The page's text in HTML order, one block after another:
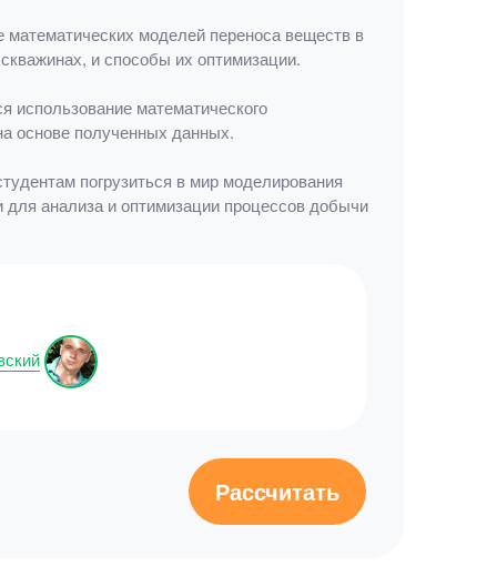
моделей переноса веществ в
и способы их оптимизации.
использование математического
основе полученных данных.
погрузиться в мир моделирования
анализа и оптимизации процессов добычи
Рассчитать